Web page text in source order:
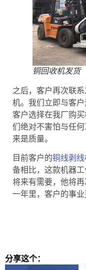
铜回收机发货
之后，客户再次联
机。我们立即与客户
客户选择在我厂购
们绝对不害怕与任
来是质量。
目前客户的铜线剥
备相比，这款机器
将来有需要，他将
一年里，客户的事业
分享这个：